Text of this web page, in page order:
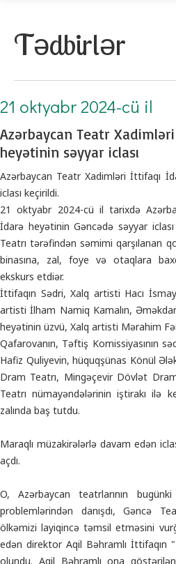
Tədbirlər
21 oktyabr 2024-cü il
Azərbaycan Teatr
heyətinin səyyar iclası
Azərbaycan Teatr Xadimləri İttifaqı
iclası keçirildi.
21 oktyabr 2024-cü il tarixdə
İdarə heyətinin Gəncədə səyyar
Teatrı tərəfindən səmimi qarşılanan
binasına, zal, foye və otaqlara
ekskurs etdiər.
İttifaqın Sədri, Xalq artisti Hacı
artisti İlham Namiq Kamalın,
heyətinin üzvü, Xalq artisti Mərahim
Qafarovanın, Təftiş Komissiyasının
Hafiz Quliyevin, hüquqşünas Könül
Dram Teatrı, Mingəçevir Dövlət
Teatrı nümayəndələrinin iştirakı ilə
zalında baş tutdu.
Maraqlı müzakirələrlə davam edən
açdı.
O, Azərbaycan teatrlarının
problemlərindən danışdı, Gəncə
ölkəmizi layiqincə təmsil etməsini
edən direktor Aqil Bəhramlı İttifaqın
olundu. Aqil Bəhramlı ona